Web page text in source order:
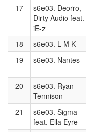
17
s6e03. Deorro,
Dirty Audio feat.
iE-z
18 s6e03. L M K
19
s6e03. Nantes
20
s6e03. Ryan
Tennison
21
s6e03. Sigma
feat. Ella Eyre